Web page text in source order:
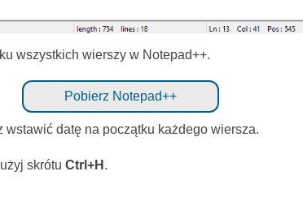
wszystkich wierszy w Notepad++.
Pobierz Notepad++
datę na początku każdego wiersza.
skrótu Ctrl+H .